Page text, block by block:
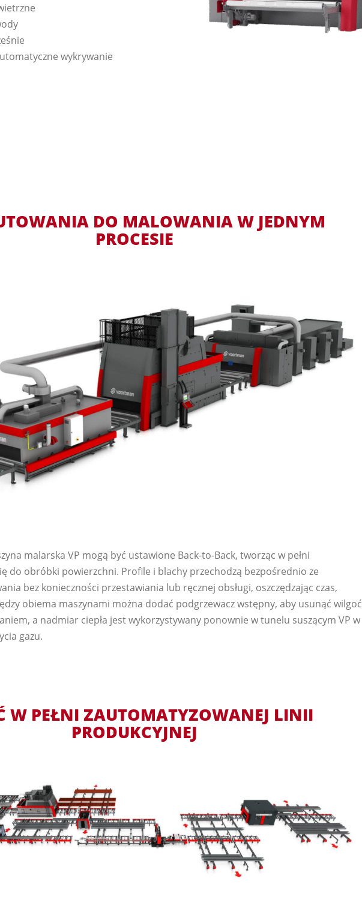
wykrywanie
DO MALOWANIA W JEDNYM
PROCESIE
malarska VP mogą być ustawione Back-to-Back, tworząc w pełni
do obróbki powierzchni. Profile i blachy przechodzą bezpośrednio ze
bez konieczności przestawiania lub ręcznej obsługi, oszczędzając czas,
obiema maszynami można dodać podgrzewacz wstępny, aby usunąć wilgoć
a nadmiar ciepła jest wykorzystywany ponownie w tunelu suszącym VP w
gazu.
W PEŁNI ZAUTOMATYZOWANEJ LINII
PRODUKCYJNEJ